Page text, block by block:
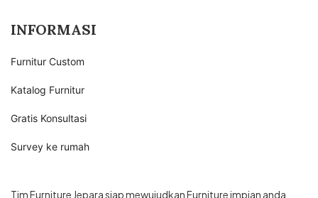
INFORMASI
Furnitur Custom
Katalog Furnitur
Gratis Konsultasi
Survey ke rumah
Tim Furniture Jepara siap mewujudkan Furniture impian anda